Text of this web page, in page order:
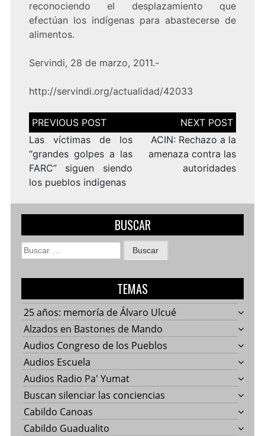
reconociendo el desplazamiento que
efectúan los indígenas para abastecerse de
alimentos.
Servindi, 28 de marzo, 2011.-
http://servindi.org/actualidad/42033
Navegación
de
entradas
Las víctimas de los
“grandes golpes a las
FARC” siguen siendo
los pueblos indígenas
ACIN: Rechazo a la
amenaza contra las
autoridades
BUSCAR
Buscar:
TEMAS
25 años: memoría de Álvaro Ulcué
Alzados en Bastones de Mando
Audios Congreso de los Pueblos
Audios Escuela
Audios Radio Pa' Yumat
Buscan silenciar las conciencias
Cabildo Canoas
Cabildo Guadualito